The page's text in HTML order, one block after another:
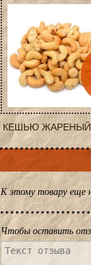
КЕШЬЮ ЖАРЕНЫЙ
К этому товару
Чтобы оставить